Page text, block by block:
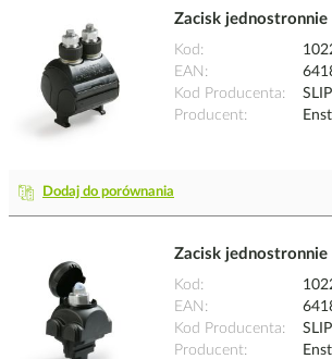
Zacisk
Kod
EAN
Kod Producenta
Producent
Dodaj do porównania
Zacisk
Kod
EAN
Kod Producenta
Producent